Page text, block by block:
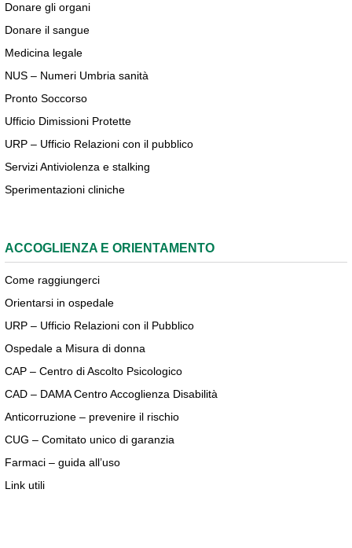
Donare gli organi
Donare il sangue
Medicina legale
NUS – Numeri Umbria sanità
Pronto Soccorso
Ufficio Dimissioni Protette
URP – Ufficio Relazioni con il pubblico
Servizi Antiviolenza e stalking
Sperimentazioni cliniche
ACCOGLIENZA E ORIENTAMENTO
Come raggiungerci
Orientarsi in ospedale
URP – Ufficio Relazioni con il Pubblico
Ospedale a Misura di donna
CAP – Centro di Ascolto Psicologico
CAD – DAMA Centro Accoglienza Disabilità
Anticorruzione – prevenire il rischio
CUG – Comitato unico di garanzia
Farmaci – guida all’uso
Link utili